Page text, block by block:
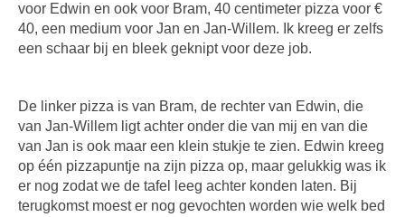
voor Edwin en ook voor Bram, 40 centimeter pizza voor €
40, een medium voor Jan en Jan-Willem. Ik kreeg er zelfs
een schaar bij en bleek geknipt voor deze job.
De linker pizza is van Bram, de rechter van Edwin, die
van Jan-Willem ligt achter onder die van mij en van die
van Jan is ook maar een klein stukje te zien. Edwin kreeg
op één pizzapuntje na zijn pizza op, maar gelukkig was ik
er nog zodat we de tafel leeg achter konden laten. Bij
terugkomst moest er nog gevochten worden wie welk bed